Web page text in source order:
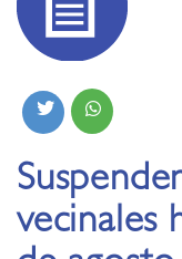
vecinales